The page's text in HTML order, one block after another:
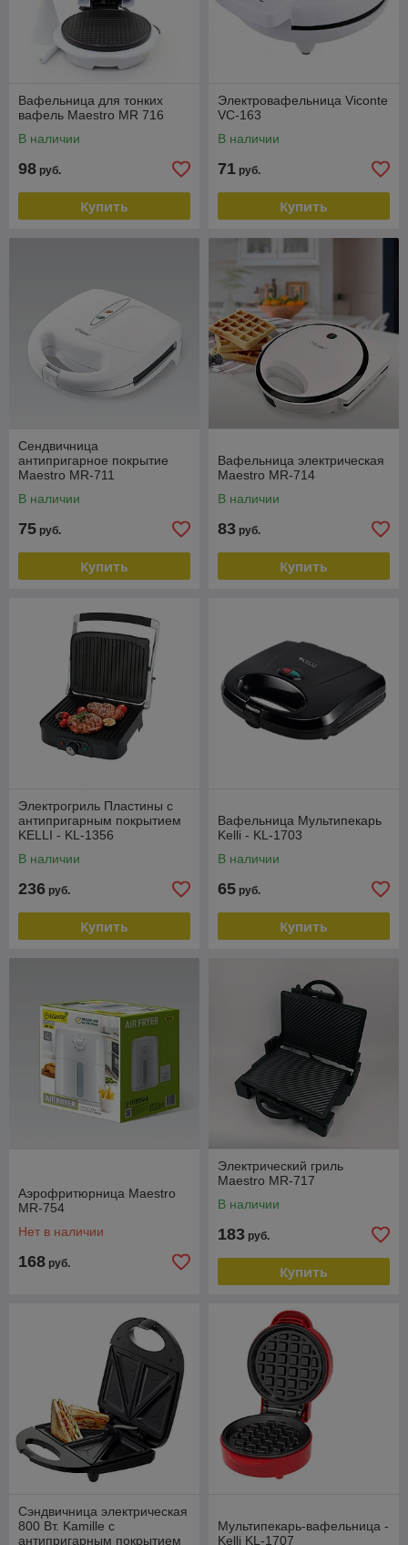
Вафельница для тонких
вафель Maestro MR 716
В наличии
98 руб.
Купить
Электровафельница Viconte
VC-163
В наличии
71 руб.
Купить
Сендвичница
антипригарное покрытие
Maestro MR-711
В наличии
75 руб.
Купить
Вафельница электрическая
Maestro MR-714
В наличии
83 руб.
Купить
Электрогриль Пластины с
антипригарным покрытием
KELLI - KL-1356
В наличии
236 руб.
Купить
Вафельница Мультипекарь
Kelli - KL-1703
В наличии
65 руб.
Купить
Аэрофритюрница Maestro
MR-754
Нет в наличии
168 руб.
Электрический гриль
Maestro MR-717
В наличии
183 руб.
Купить
Сэндвичница электрическая
800 Вт. Kamille с
антипригарным покрытием
Мультипекарь-вафельница -
Kelli KL-1707